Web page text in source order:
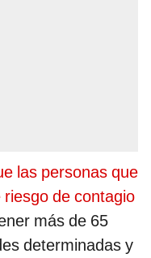
las personas que
de contagio
más de 65
determinadas y